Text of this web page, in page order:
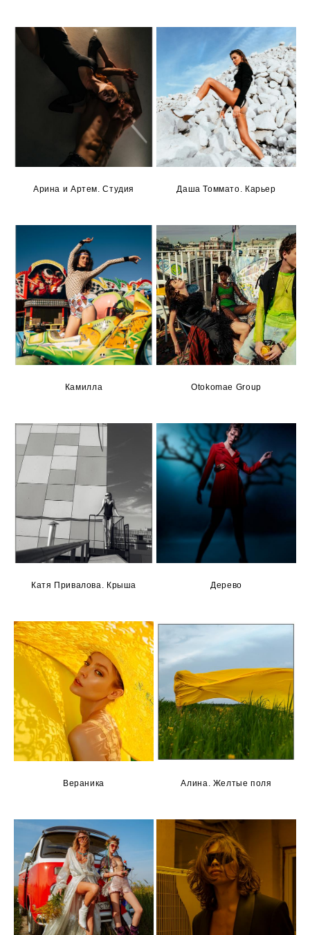
Арина и Артем. Студия Даша Томмато. Карьер
Камилла Otokomae Group
Катя Привалова. Крыша Дерево
Вераника Алина. Желтые поля